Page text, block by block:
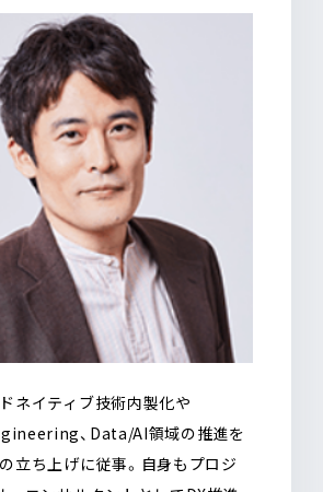
ネイティブ技術内製化や
、Data/AI領域の推進を
立ち上げに従事。自身もプロジ